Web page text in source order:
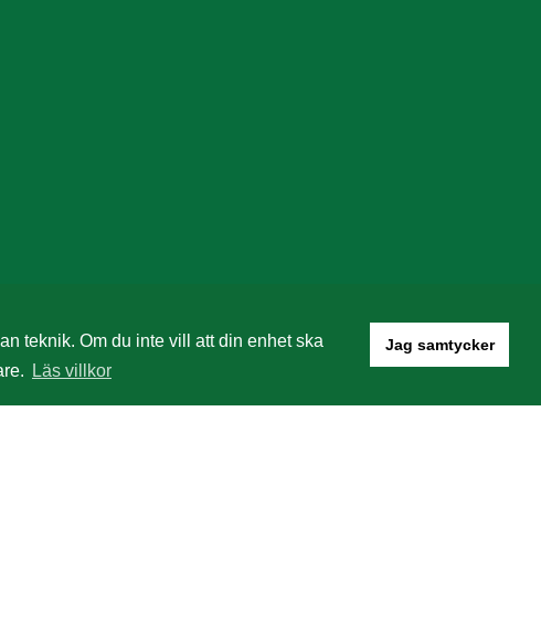
teknik. Om du inte vill att din enhet ska
Läs villkor
Jag samtycker